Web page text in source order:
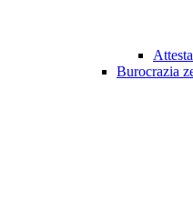
Burocrazia